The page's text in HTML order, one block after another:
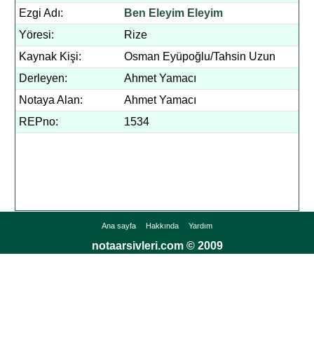
Ezgi Adı:
Ben Eleyim Eleyim
Yöresi:
Rize
Kaynak Kişi:
Osman Eyüpoğlu/Tahsin Uzun
Derleyen:
Ahmet Yamacı
Notaya Alan:
Ahmet Yamacı
REPno:
1534
Ana sayfa Hakkında Yardım
notaarsivleri.com © 2009